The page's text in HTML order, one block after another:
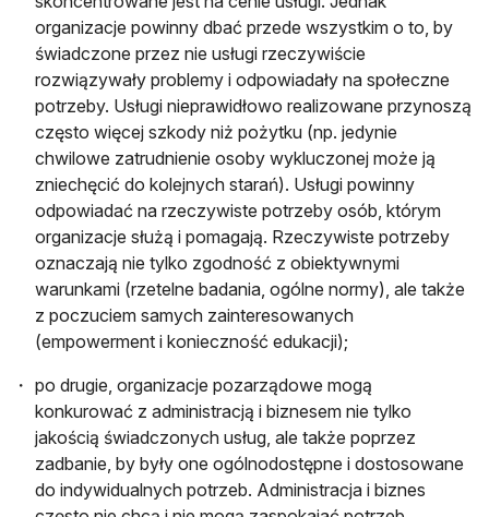
organizacje powinny dbać przede wszystkim o to, by
świadczone przez nie usługi rzeczywiście
rozwiązywały problemy i odpowiadały na społeczne
potrzeby. Usługi nieprawidłowo realizowane przynoszą
często więcej szkody niż pożytku (np. jedynie
chwilowe zatrudnienie osoby wykluczonej może ją
zniechęcić do kolejnych starań). Usługi powinny
odpowiadać na rzeczywiste potrzeby osób, którym
organizacje służą i pomagają. Rzeczywiste potrzeby
oznaczają nie tylko zgodność z obiektywnymi
warunkami (rzetelne badania, ogólne normy), ale także
z poczuciem samych zainteresowanych
(empowerment i konieczność edukacji);
po drugie, organizacje pozarządowe mogą
konkurować z administracją i biznesem nie tylko
jakością świadczonych usług, ale także poprzez
zadbanie, by były one ogólnodostępne i dostosowane
do indywidualnych potrzeb. Administracja i biznes